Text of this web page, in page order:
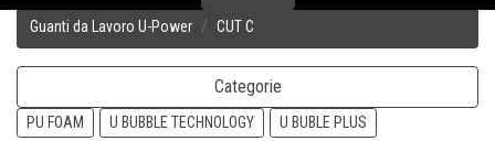
Guanti da Lavoro U-Power CUT C
Categorie
PU FOAM U BUBBLE TECHNOLOGY U BUBLE PLUS